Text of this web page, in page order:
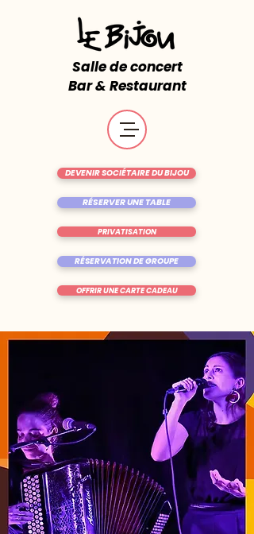
Salle de concert
Bar & Restaurant
RÉSERVER UNE TABLE
OFFRIR UNE CARTE CADEAU
DEVENIR SOCIÉTAIRE DU BIJOU
RÉSERVATION DE GROUPE
PRIVATISATION